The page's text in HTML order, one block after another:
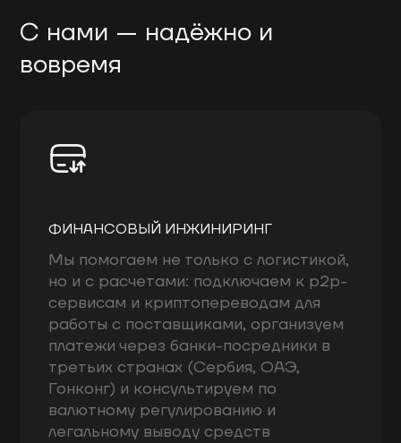
С нами — надёжно и
вовремя
ФИНАНСОВЫЙ ИНЖИНИРИНГ
Мы помогаем не только с логистикой,
но и с расчетами: подключаем к p2p-
сервисам и криптопереводам для
работы с поставщиками, организуем
платежи через банки-посредники в
третьих странах (Сербия, ОАЭ,
Гонконг) и консультируем по
валютному регулированию и
легальному выводу средств